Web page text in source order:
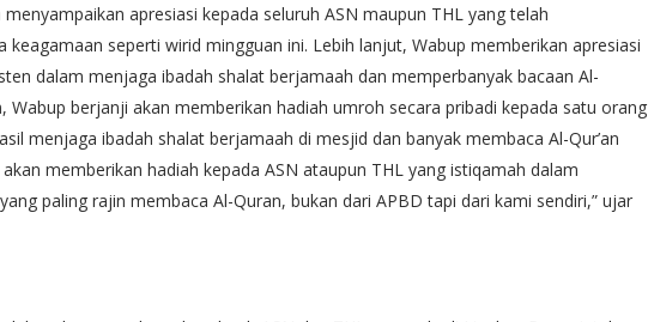
apresiasi kepada seluruh ASN maupun THL yang telah
seperti wirid mingguan ini. Lebih lanjut, Wabup memberikan apresiasi
dalam menjaga ibadah shalat berjamaah dan memperbanyak bacaan Al-
Wabup berjanji akan memberikan hadiah umroh secara pribadi kepada satu orang
menjaga ibadah shalat berjamaah di mesjid dan banyak membaca Al-Qur’an
memberikan hadiah kepada ASN ataupun THL yang istiqamah dalam
paling rajin membaca Al-Quran, bukan dari APBD tapi dari kami sendiri,” ujar